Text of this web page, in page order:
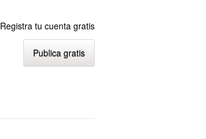
Registra tu cuenta gratis
Publica gratis